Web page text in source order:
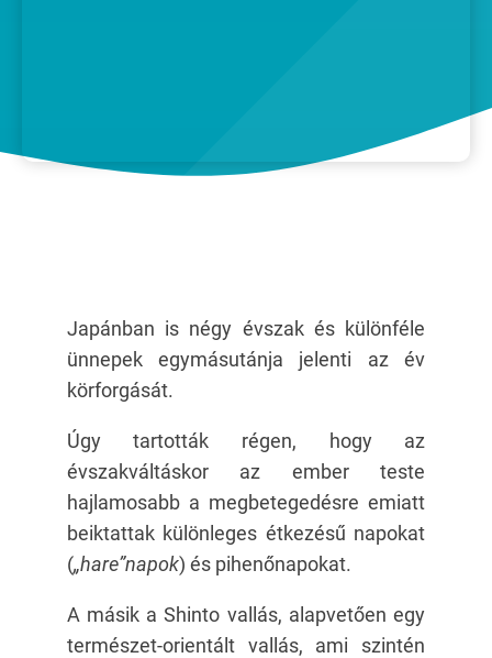
Japánban is négy évszak és különféle
ünnepek egymásutánja jelenti az év
körforgását.
Úgy tartották régen, hogy az
évszakváltáskor az ember teste
hajlamosabb a megbetegedésre emiatt
beiktattak különleges étkezésű napokat
(„hare”napok) és pihenőnapokat.
A másik a Shinto vallás, alapvetően egy
természet-orientált vallás, ami szintén